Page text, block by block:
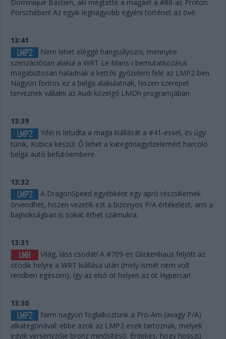
Dominique Bastien, aki megtette a magáét a #88-as Proton
Porschében! Az egyik legnagyobb egyéni történet az övé.
13:41
Nem lehet eléggé hangsúlyozni, mennyire
szenzációsan alakul a WRT Le Mans-i bemutatkozása:
magabiztosan haladnak a kettős győzelem felé az LMP2-ben.
Nagyon fontos ez a belga alakulatnak, hiszen szerepet
terveznek vállalni az Audi közelgő LMDh programjában.
13:39
Yifei is letudta a maga kiállását a #41-essel, és úgy
tűnik, Kubica készül. Ő lehet a kategóriagyőzelemért harcoló
belga autó befutóembere.
13:32
A DragonSpeed egyébként egy apró részsikernek
örvendhet, hiszen vezetik ezt a bizonyos P/A értékelést, ami a
bajnokságban is sokat érhet számukra.
13:31
Világ, láss csodát! A #709-es Glickenhaus feljött az
ötödik helyre a WRT kiállása után (mely ismét nem volt
rendben egészen), így az első öt helyen az öt Hypercar!
13:30
Nem nagyon foglalkoztunk a Pro-Am (avagy P/A)
alkategóriával: ebbe azok az LMP2-esek tartoznak, melyek
egyik versenyzője bronz minősítésű. Érdekes, hogy hosszú